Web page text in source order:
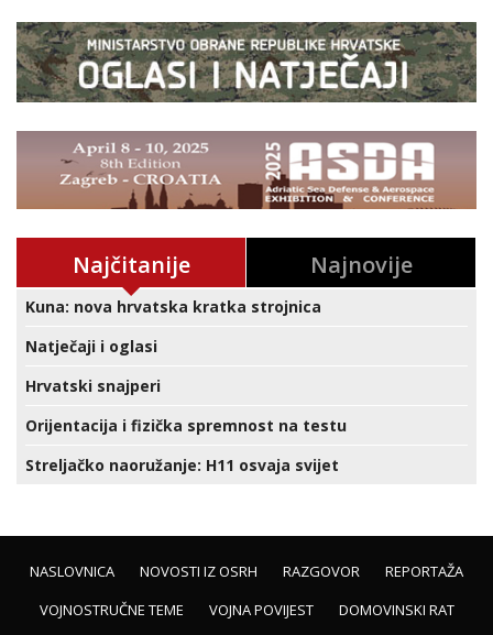
Najčitanije Najnovije
Kuna: nova hrvatska kratka strojnica
Natječaji i oglasi
Hrvatski snajperi
Orijentacija i fizička spremnost na testu
Streljačko naoružanje: H11 osvaja svijet
NASLOVNICA NOVOSTI IZ OSRH RAZGOVOR
REPORTAŽA
VOJNOSTRUČNE TEME
VOJNA POVIJEST
DOMOVINSKI RAT